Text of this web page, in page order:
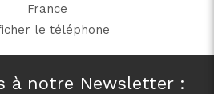
France
le téléphone
à notre Newsletter :